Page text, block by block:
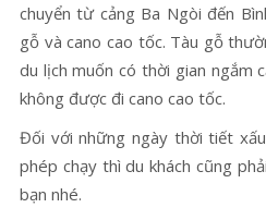
chuyển từ cảng Ba Ngòi đến
gỗ và cano cao tốc. Tàu gỗ
du lịch muốn có thời gian ngắm
không được đi cano cao tốc.
Đối với những ngày thời tiết
phép chạy thì du khách cũng
bạn nhé.